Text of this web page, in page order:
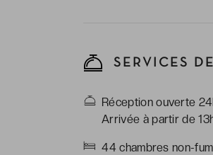
SERVICES
Réception ouverte
Arrivée à partir de
44 chambres non-